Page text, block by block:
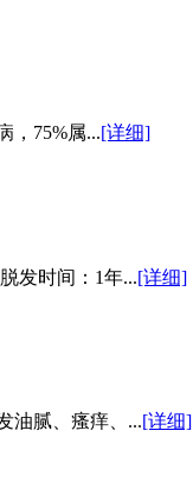
，75%属...[详细]
发时间：1年...[详细]
油腻、瘙痒、...[详细]